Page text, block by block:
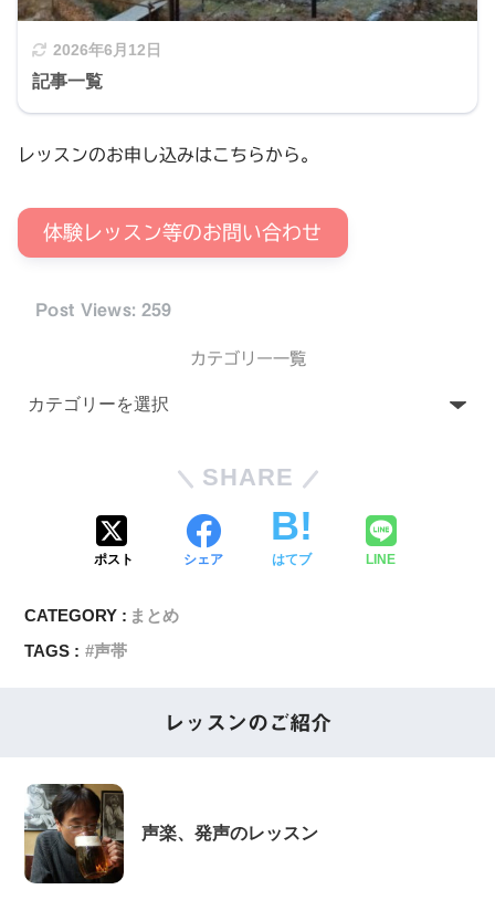
2026年6月12日
記事一覧
レッスンのお申し込みはこちらから。
体験レッスン等のお問い合わせ
Post Views: 259
カテゴリー一覧
SHARE
ポスト シェア はてブ LINE
CATEGORY : まとめ
TAGS :
声帯
レッスンのご紹介
声楽、発声のレッスン